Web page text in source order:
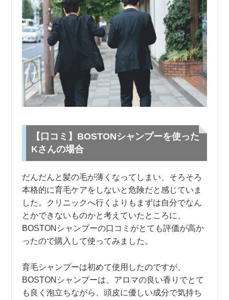
【口コミ】BOSTONシャンプーを使った
Kさんの場合
だんだんと髪の毛が薄くなってしまい、そろそろ
本格的に育毛ケアをしないと危険だと感じていま
した。クリニックへ行くよりもまずは自分でなん
とかできないものかと考えていたところに、
BOSTONシャンプーの口コミがとても評価が高か
ったので購入して使ってみました。
育毛シャンプーは初めて使用したのですが、
BOSTONシャンプーは、アロマの良い香りでとて
も良く泡立ちながら、頭皮に優しい成分で気持ち